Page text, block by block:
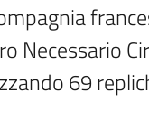
Necessario
69